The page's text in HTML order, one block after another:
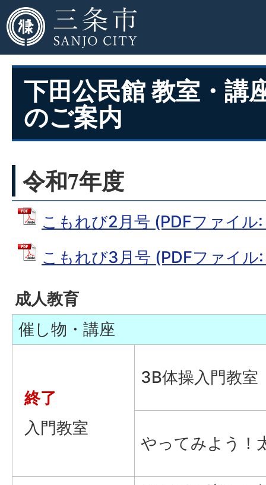
下田公民館 教室・講
のご案内
令和7年度
こもれび2月号 (PDFファイル
こもれび3月号 (PDFファイル
成人教育
催し物・講座
終了
入門教室
3B体操入門教室
やってみよう！